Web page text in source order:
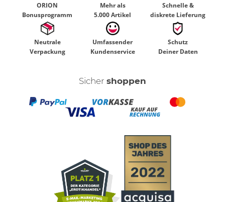
ORION
Bonusprogramm
Mehr als
5.000 Artikel
Schnelle &
diskrete Lieferung
Neutrale
Verpackung
Umfassender
Kundenservice
Schutz
Deiner Daten
Sicher shoppen